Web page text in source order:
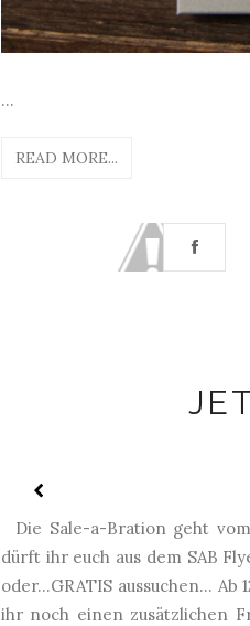
...
READ MORE...
Die Sale-a-Bration geht vom
dürft ihr euch aus dem SAB
oder...GRATIS aussuchen...
ihr noch einen zusätzlichen